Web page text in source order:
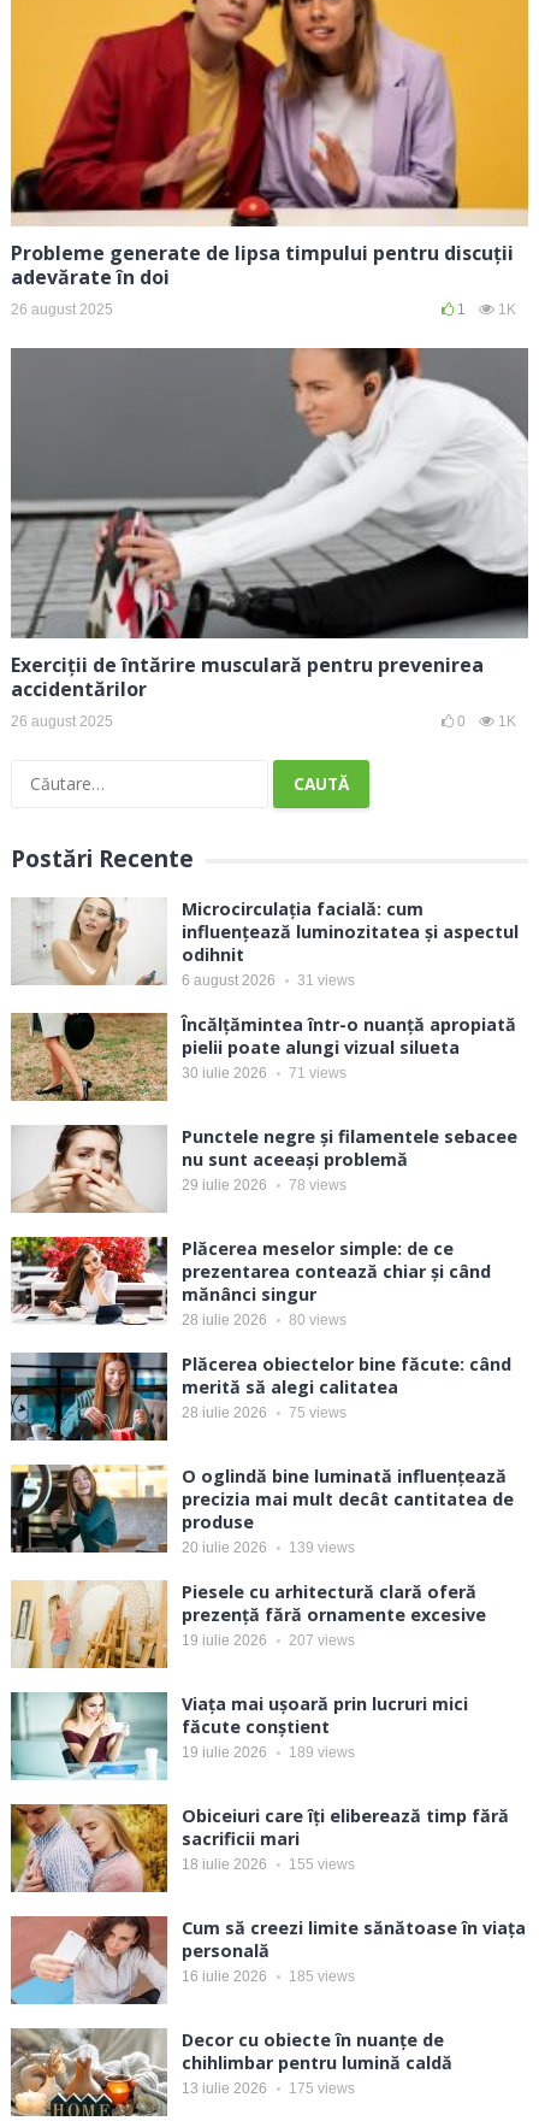
Probleme generate de lipsa timpului pentru discuții
adevărate în doi
26 august 2025 1 1K
Exerciții de întărire musculară pentru prevenirea
accidentărilor
26 august 2025 0 1K
Caută
Postări Recente
Microcirculația facială: cum
influențează luminozitatea și aspectul
odihnit
6 august 2026 31 views
Încălțămintea într-o nuanță apropiată
pielii poate alungi vizual silueta
30 iulie 2026 71 views
Punctele negre și filamentele sebacee
nu sunt aceeași problemă
29 iulie 2026 78 views
Plăcerea meselor simple: de ce
prezentarea contează chiar și când
mănânci singur
28 iulie 2026 80 views
Plăcerea obiectelor bine făcute: când
merită să alegi calitatea
28 iulie 2026 75 views
O oglindă bine luminată influențează
precizia mai mult decât cantitatea de
produse
20 iulie 2026 139 views
Piesele cu arhitectură clară oferă
prezență fără ornamente excesive
19 iulie 2026 207 views
Viața mai ușoară prin lucruri mici
făcute conștient
19 iulie 2026 189 views
Obiceiuri care îți eliberează timp fără
sacrificii mari
18 iulie 2026 155 views
Cum să creezi limite sănătoase în viața
personală
16 iulie 2026 185 views
Decor cu obiecte în nuanțe de
chihlimbar pentru lumină caldă
13 iulie 2026 175 views